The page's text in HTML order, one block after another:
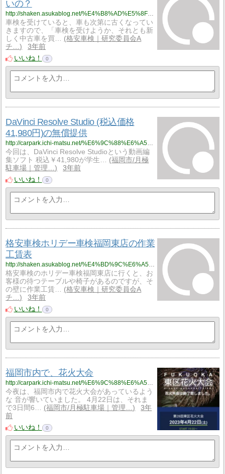
いの？
http://shaken.asukablog.net/%E4%B8%AD%E5%8F%A4%E8%BB%8A%E3%82%92%E8%B2%B7%E3%81%86%E6%99%82%E6%9C%9F/%E4%B8%AD%E5%8F%A4%E8%BB%8A%E3%81%8C%E5%80%A4%E4%B8%8A%E3%81%8C%E3%82%8A%E3%81%97%E3%81%A6%E3%80%81%E3%81%84%E3%81%A4%E8%B2%B7%E3%81%88%E3%81%B0%E8%89%AF%E3%81%84%E3%81%AE%EF%BC%9F
車検を受けていると、車も次第に古くなってい
きますので、「車検を受けようか、それとも新
しく中古車を買…
格安車検｜研究委員会A
チ…
3年前
いいね！
0
DaVinci Resolve Studio (税込価格
41,980円)の無償提供
http://carpark.ichi-matsu.net/%E6%9C%88%E6%A5%B5%E9%A7%90%E8%BB%8A%E5%A0%B4%E6%97%A5%E8%A8%98/davinci%20resolve%20studio%20-%E7%A8%8E%E8%BE%BC
今回は、DaVinci Resolve Studioという動画編
集ソフト 税込￥41,980が学生…
福岡市/月極
駐車場｜管理…
3年前
いいね！
0
格安車検ホリデー車検福岡東店の作業
工賃表
http://shaken.asukablog.net/%E4%BD%9C%E6%A5%AD%E5%B7%A5%E8%B3%83%E8%A1%A8/%E6%A0%BC%E5%AE%89%E8%BB%8A%E6%A4%9C%E3%83%9B%E3%83%AA%E3%83%87%E3%83%BC%E8%BB%8A%E6%A4%9C%E7%A6%8F%E5%B2%A1%E6%9D%B1%E5%BA%97%E3%81%AE%E4%BD%9C%E6%A5%AD%E5%B7%A5%E8%B3%83%E8%A1%A8
格安車検のホリデー車検福岡東店に行くと、お
客様の待つテーブルや椅子があるのですが、そ
の壁に作業工賃…
格安車検｜研究委員会A
チ…
3年前
いいね！
0
福岡市内で、花火大会
http://carpark.ichi-matsu.net/%E6%9C%88%E6%A5%B5%E9%A7%90%E8%BB%8A%E5%A0%B4%E6%97%A5%E8%A8%98/%E7%A6%8F%E5%B2%A1%E5%B8%82%E5%86%85%E3%81%A7%E3%80%81%E8%8A%B1%E7%81%AB%E5%A4%A7%E4%BC%9A
今夜は、福岡市内で花火大会があっているよう
な 音が響いていました。 4月22日は、それま
で3日間6…
福岡市/月極駐車場｜管理…
3年
前
いいね！
0